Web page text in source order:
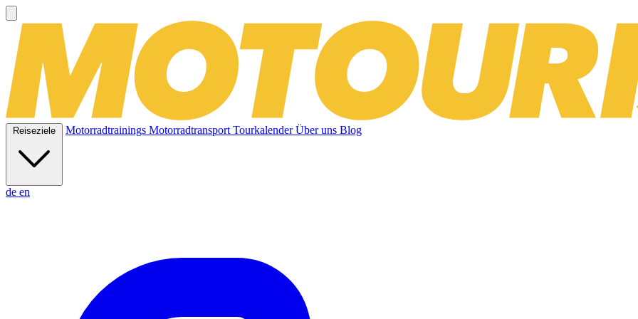
Reiseziele Motorradtrainings Motorradtransport TourkalenderÜber uns Blog
de en